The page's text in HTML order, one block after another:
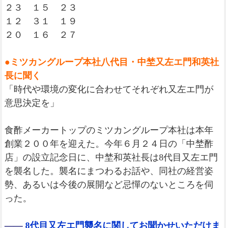
２３ １５ ２３
１２ ３１ １９
２０ １６ ２７
●ミツカングループ本社八代目・中埜又左エ門和英社
長に聞く
「時代や環境の変化に合わせてそれぞれ又左エ門が
意思決定を」
食酢メーカートップのミツカングループ本社は本年
創業２００年を迎えた。今年６月２４日の「中埜酢
店」の設立記念日に、中埜和英社長は8代目又左エ門
を襲名した。襲名にまつわるお話や、同社の経営姿
勢、あるいは今後の展開など忌憚のないところを伺
った。
―― 8代目又左エ門襲名に関してお聞かせいただけま